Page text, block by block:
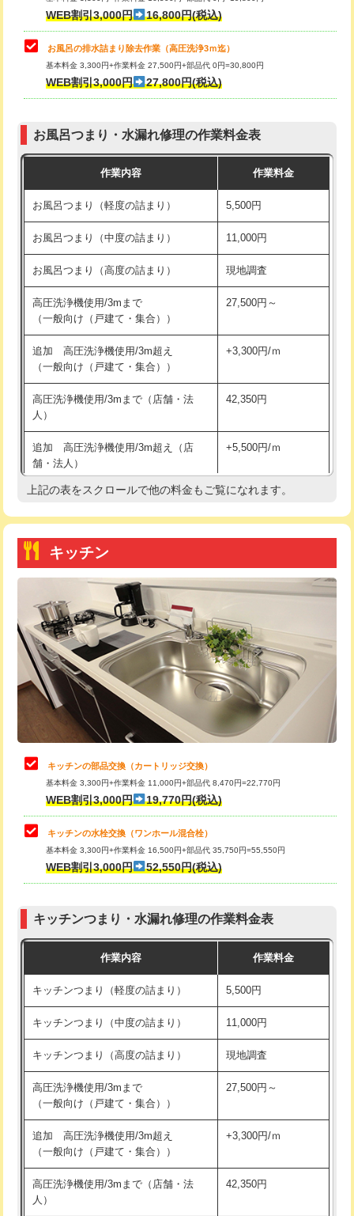
小便器トイレ脱着
その他部品の脱着 8,800円～
交換・取付（タンク）
交換・取付（普通便座） 11,000円+材料費
交換・取付（温水洗浄便座） 16,500円+材料費
交換・取付(単水栓（壁付・デッキ
式）)
13,200円+材料費
交換・取付(混合水栓（壁付・デッキ
式・ワンホール）)
16,500円+材料費
交換・取付(排水栓・排水トラップ
（P/S/ポップアップ））
22,000円+材料費
交換・取付（その他部品） 11,000円+材料費
持込商品取付（単水栓） 13,200円
持込商品取付（混合水栓）
持込商品取付（浄水器・分岐水栓） 16,500円
持込商品取付（温水洗浄便座） 22,000円
持込商品取付（普通便座⇔温水洗浄便
22,000円
給水管工事※（ホール加工)
給水管工事※（バンド止め) 3,300円
給水管工事※（支持金具設置) 5,500円
給水管工事※（保温材使用（バンド止
め込み）)
5,500円
給水管工事※（土の掘削・埋め戻し作
11,000円
給水管工事※（塩ビ管（VP・HI）使
用/3ｍまで)
給水管工事※（塩ビ管（VP・HI）使
用（追加）/3ｍ超え)
給水管工事※（ライニング鋼管・銅
管・ポリ管・HT管使用/3ｍまで)
44,000円
管・ポリ管・HT管使用/3ｍ超え)
排水管工事（土の掘削・埋め戻し作
11,000円~
排水管工事（排水管工事/3ｍまで） 55,000円
排水管工事（追加 排水管工事/3ｍ超
+11,000円
マス交換（深さ50㎝未満）
マス交換（深さ50㎝以上） 66,000円
コンクリート斫り（厚さ10㎝まで）
コンクリート斫り（厚さ10㎝超え）
WEB割引3,000円 16,800円(税込)
お風呂の排水詰まり除去作業（高圧洗浄3ｍ迄）
基本料金 3,300円+作業料金 27,500円+部品代 0円=30,800円
WEB割引3,000円 27,800円(税込)
お風呂つまり・水漏れ修理の作業料金表
作業内容 作業料金
お風呂つまり（軽度の詰まり） 5,500円
お風呂つまり（中度の詰まり） 11,000円
お風呂つまり（高度の詰まり） 現地調査
高圧洗浄機使用/3mまで
（一般向け（戸建て・集合））
27,500円～
追加 高圧洗浄機使用/3m超え
（一般向け（戸建て・集合））
+3,300円/ｍ
高圧洗浄機使用/3mまで（店舗・法
人）
42,350円
追加 高圧洗浄機使用/3m超え（店
舗・法人）
+5,500円/ｍ
高度高圧洗浄換 現地調査
トーラー機使用/3mまで
追加トーラー機使用/3m超え +3,300円
カメラ調査 33,000円
桝清掃 8,800円
止水・漏水調査・防水処理・清掃・修
理・調整・分解・加工など（軽作業）
11,000円
止水・漏水調査・防水処理・清掃・修
理・調整・分解・加工など（中作業）
22,000円
止水・漏水調査・防水処理・清掃・修
理・調整・分解・加工など（重作業）
33,000円
お風呂タンク脱着
その他部品の脱着
式・ワンホール）)
交換・取付(排水栓・排水トラップ
22,000円+材料費
持込商品取付（単水栓）
持込商品取付（混合水栓） 16,500円
給水管工事※（ホール加工)
上記の表をスクロールで他の料金もご覧になれます。
キッチン
キッチンの部品交換（カートリッジ交換）
基本料金 3,300円+作業料金 11,000円+部品代 8,470円=22,770円
WEB割引3,000円 19,770円(税込)
キッチンの水栓交換（ワンホール混合栓）
基本料金 3,300円+作業料金 16,500円+部品代 35,750円=55,550円
WEB割引3,000円 52,550円(税込)
キッチンつまり・水漏れ修理の作業料金表
作業内容 作業料金
キッチンつまり（軽度の詰まり） 5,500円
キッチンつまり（中度の詰まり） 11,000円
キッチンつまり（高度の詰まり） 現地調査
高圧洗浄機使用/3mまで
（一般向け（戸建て・集合））
27,500円～
追加 高圧洗浄機使用/3m超え
（一般向け（戸建て・集合））
+3,300円/ｍ
高圧洗浄機使用/3mまで（店舗・法
人）
42,350円